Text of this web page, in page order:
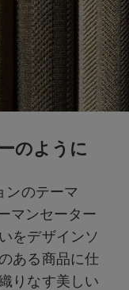
のように
ンのテーマ
マンセーター
をデザインソ
ある商品に仕
りなす美しい